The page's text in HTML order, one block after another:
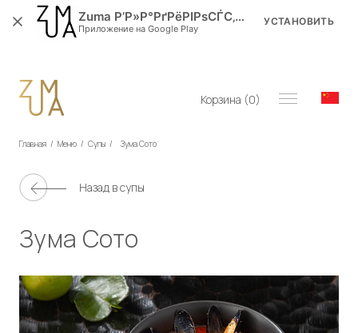
Корзина (0)
Главная / Меню / Супы / Зума Сото
Назад всупы
Зума Сото
Zuma Р’Р»Р°РґРёРІРѕСЃС‚РѕРє
Приложение на Google Play
УСТАНОВИТЬ